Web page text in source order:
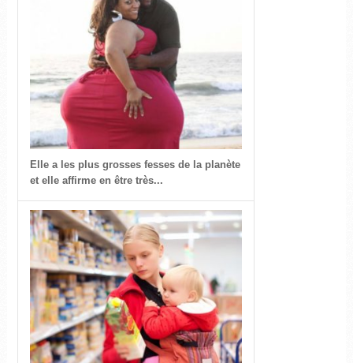
Elle a les plus grosses fesses de la planète
et elle affirme en être très...